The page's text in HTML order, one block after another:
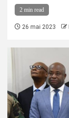
2 min read
26 mai 2023